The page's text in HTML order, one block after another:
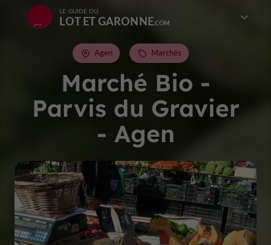
LE GUIDE DU
LOT ET GARONNE
Marché Bio -
Parvis du Gravier
- Agen
Agen Marchés